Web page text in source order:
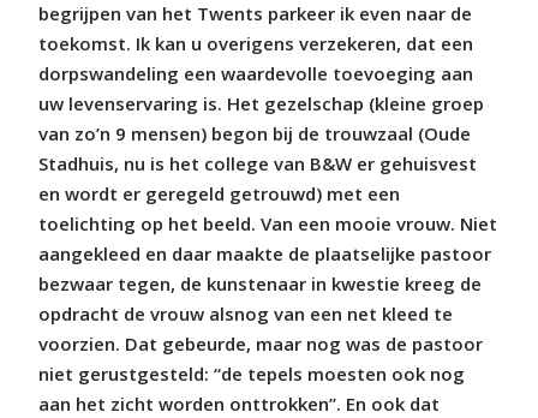
begrijpen van het Twents parkeer ik even naar de
toekomst. Ik kan u overigens verzekeren, dat een
dorpswandeling een waardevolle toevoeging aan
uw levenservaring is. Het gezelschap (kleine groep
van zo’n 9 mensen) begon bij de trouwzaal (Oude
Stadhuis, nu is het college van B&W er gehuisvest
en wordt er geregeld getrouwd) met een
toelichting op het beeld. Van een mooie vrouw. Niet
aangekleed en daar maakte de plaatselijke pastoor
bezwaar tegen, de kunstenaar in kwestie kreeg de
opdracht de vrouw alsnog van een net kleed te
voorzien. Dat gebeurde, maar nog was de pastoor
niet gerustgesteld: “de tepels moesten ook nog
aan het zicht worden onttrokken”. En ook dat